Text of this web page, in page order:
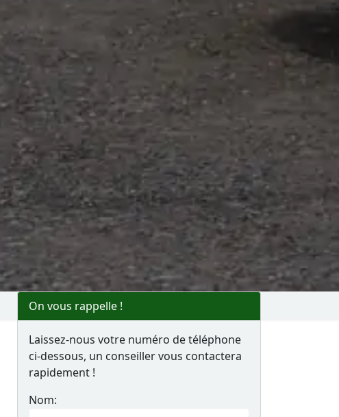
On vous rappelle !
Laissez-nous votre numéro de téléphone
ci-dessous, un conseiller vous contactera
rapidement !
Nom: